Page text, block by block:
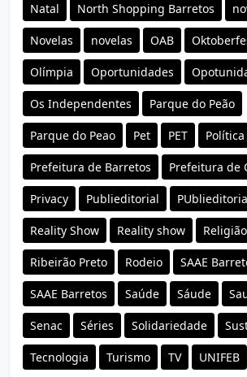
Natal North Shopping Barretos
Novelas novelas OAB
Olímpia Oportunidades
Os Independentes Parque do Peão
Parque do Peao Pet PET Política
Prefeitura de Barretos Prefeitura de
Privacy Publieditorial
Reality Show Reality show Religião
Ribeirão Preto Rodeio SAAE
SAAE Barretos Saúde Sáude
Senac Séries Solidariedade
Tecnologia Turismo TV UNIFEB